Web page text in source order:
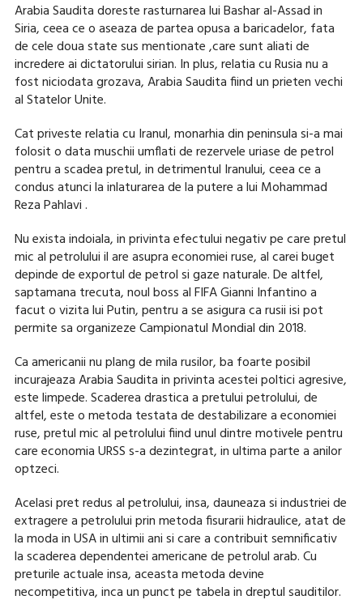
Arabia Saudita doreste rasturnarea lui Bashar al-Assad in
Siria, ceea ce o aseaza de partea opusa a baricadelor, fata
de cele doua state sus mentionate ,care sunt aliati de
incredere ai dictatorului sirian. In plus, relatia cu Rusia nu a
fost niciodata grozava, Arabia Saudita fiind un prieten vechi
al Statelor Unite.
Cat priveste relatia cu Iranul, monarhia din peninsula si-a mai
folosit o data muschii umflati de rezervele uriase de petrol
pentru a scadea pretul, in detrimentul Iranului, ceea ce a
condus atunci la inlaturarea de la putere a lui Mohammad
Reza Pahlavi .
Nu exista indoiala, in privinta efectului negativ pe care pretul
mic al petrolului il are asupra economiei ruse, al carei buget
depinde de exportul de petrol si gaze naturale. De altfel,
saptamana trecuta, noul boss al FIFA Gianni Infantino a
facut o vizita lui Putin, pentru a se asigura ca rusii isi pot
permite sa organizeze Campionatul Mondial din 2018.
Ca americanii nu plang de mila rusilor, ba foarte posibil
incurajeaza Arabia Saudita in privinta acestei poltici agresive,
este limpede. Scaderea drastica a pretului petrolului, de
altfel, este o metoda testata de destabilizare a economiei
ruse, pretul mic al petrolului fiind unul dintre motivele pentru
care economia URSS s-a dezintegrat, in ultima parte a anilor
optzeci.
Acelasi pret redus al petrolului, insa, dauneaza si industriei de
extragere a petrolului prin metoda fisurarii hidraulice, atat de
la moda in USA in ultimii ani si care a contribuit semnificativ
la scaderea dependentei americane de petrolul arab. Cu
preturile actuale insa, aceasta metoda devine
necompetitiva, inca un punct pe tabela in dreptul sauditilor.